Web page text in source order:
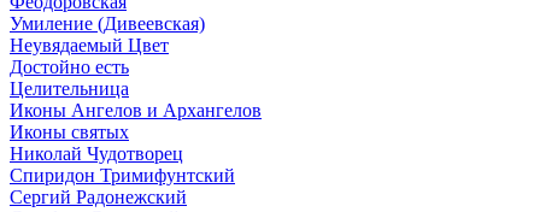
Умиление (Дивеевская)
Неувядаемый Цвет
Достойно есть
Целительница
Иконы Ангелов и Архангелов
Иконы святых
Николай Чудотворец
Спиридон Тримифунтский
Сергий Радонежский